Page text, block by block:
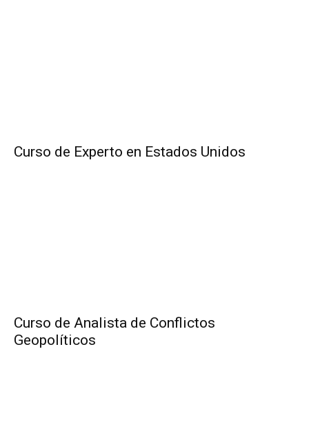
Curso de Experto en Estados Unidos
Curso de Analista de Conflictos
Geopolíticos